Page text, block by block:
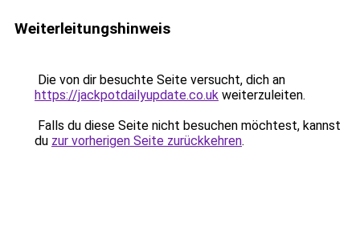
Weiterleitungshinweis
Die von dir besuchte Seite versucht, dich an
https://jackpotdailyupdate.co.uk weiterzuleiten.
Falls du diese Seite nicht besuchen möchtest, kannst
du zur vorherigen Seite zurückkehren.